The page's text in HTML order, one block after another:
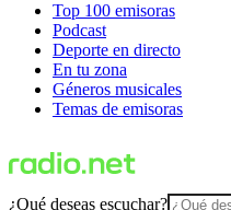
Top 100 emisoras
Podcast
Deporte en directo
En tu zona
Géneros musicales
Temas de emisoras
¿Qué deseas escuchar?